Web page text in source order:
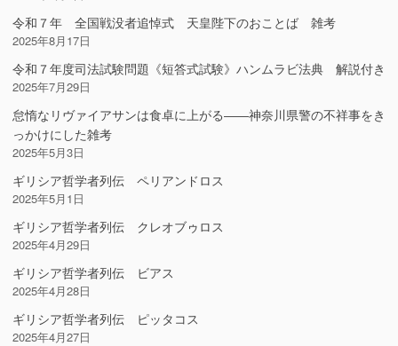
令和７年 全国戦没者追悼式 天皇陛下のおことば 雑考
2025年8月17日
令和７年度司法試験問題《短答式試験》ハンムラビ法典 解説付き
2025年7月29日
怠惰なリヴァイアサンは食卓に上がる――神奈川県警の不祥事をき
っかけにした雑考
2025年5月3日
ギリシア哲学者列伝 ペリアンドロス
2025年5月1日
ギリシア哲学者列伝 クレオブゥロス
2025年4月29日
ギリシア哲学者列伝 ビアス
2025年4月28日
ギリシア哲学者列伝 ピッタコス
2025年4月27日